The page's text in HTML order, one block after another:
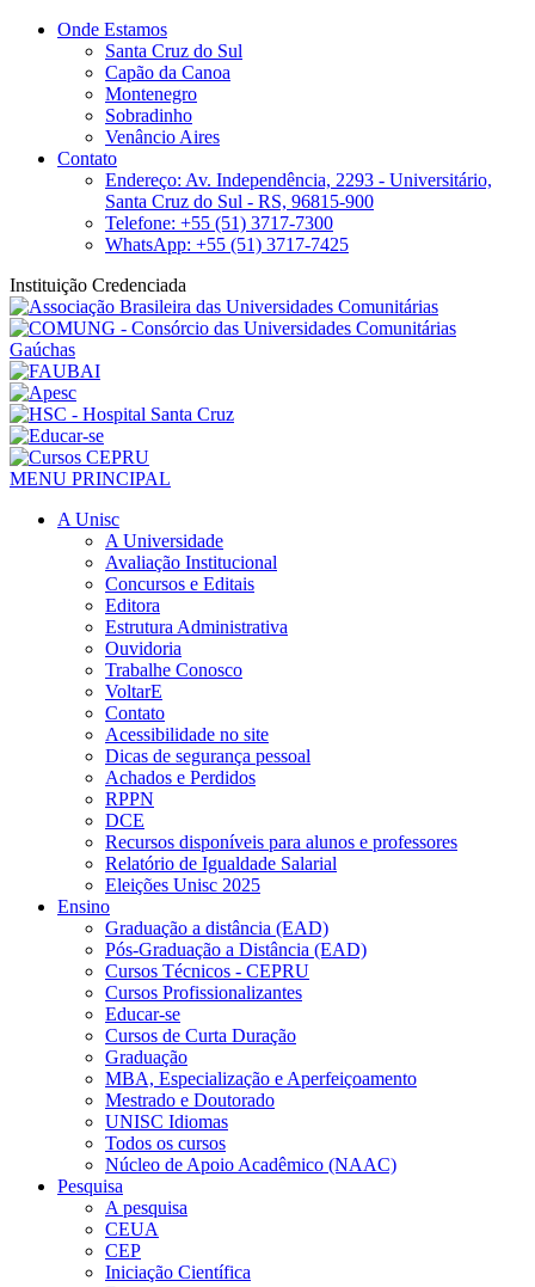
Onde Estamos
Santa Cruz do Sul
Capão da Canoa
Montenegro
Sobradinho
Venâncio Aires
Contato
Endereço: Av. Independência, 2293 - Universitário,
Santa Cruz do Sul - RS, 96815-900
Telefone: +55 (51) 3717-7300
WhatsApp: +55 (51) 3717-7425
Instituição Credenciada
MENU PRINCIPAL
A Unisc
A Universidade
Avaliação Institucional
Concursos e Editais
Editora
Estrutura Administrativa
Ouvidoria
Trabalhe Conosco
VoltarE
Contato
Acessibilidade no site
Dicas de segurança pessoal
Achados e Perdidos
RPPN
DCE
Recursos disponíveis para alunos e professores
Relatório de Igualdade Salarial
Eleições Unisc 2025
Ensino
Graduação a distância (EAD)
Pós-Graduação a Distância (EAD)
Cursos Técnicos - CEPRU
Cursos Profissionalizantes
Educar-se
Cursos de Curta Duração
Graduação
MBA, Especialização e Aperfeiçoamento
Mestrado e Doutorado
UNISC Idiomas
Todos os cursos
Núcleo de Apoio Acadêmico (NAAC)
Pesquisa
A pesquisa
CEUA
CEP
Iniciação Científica